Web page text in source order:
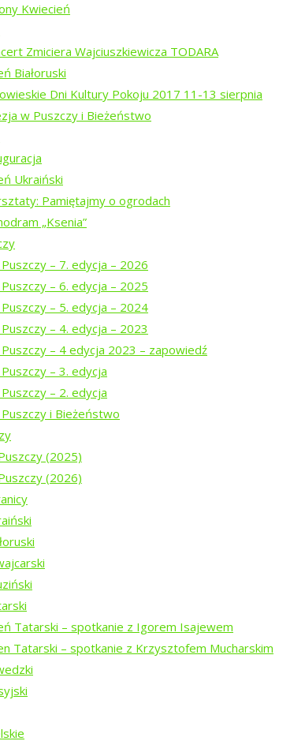
Kwiecień
Zmiciera Wajciuszkiewicza TODARA
Białoruski
Dni Kultury Pokoju 2017 11-13 sierpnia
w Puszczy i Bieżeństwo
Ukraiński
Pamiętajmy o ogrodach
„Ksenia”
– 7. edycja – 2026
– 6. edycja – 2025
– 5. edycja – 2024
– 4. edycja – 2023
– 4 edycja 2023 – zapowiedź
– 3. edycja
– 2. edycja
i Bieżeństwo
(2025)
(2026)
Tatarski – spotkanie z Igorem Isajewem
Tatarski – spotkanie z Krzysztofem Mucharskim
Postmana
z Igorem Isajewem
z Krzysztofem Mucharskim
TODARA
Pokoju 2017 11-13 sierpnia
ogrodach
2026
2025
2024
2023